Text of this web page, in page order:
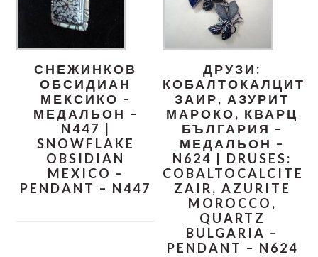
СНЕЖИНКОВ
ОБСИДИАН
МЕКСИКО –
МЕДАЛЬОН –
N447 |
SNOWFLAKE
OBSIDIAN
MEXICO –
PENDANT – N447
ДРУЗИ:
КОБАЛТОКАЛЦИТ
ЗАИР, АЗУРИТ
МАРОКО, КВАРЦ
БЪЛГАРИЯ –
МЕДАЛЬОН –
N624 | DRUSES:
COBALTOCALCITE
ZAIR, AZURITE
MOROCCO,
QUARTZ
BULGARIA –
PENDANT – N624